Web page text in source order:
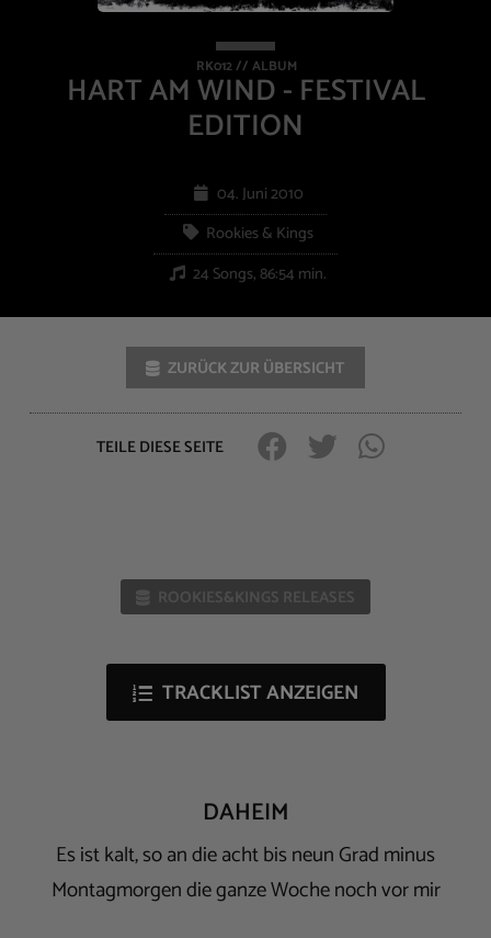
RK012 // ALBUM
HART AM WIND - FESTIVAL
EDITION
04. Juni 2010
Rookies & Kings
24 Songs, 86:54 min.
ZURÜCK ZUR ÜBERSICHT
TEILE DIESE SEITE
ROOKIES&KINGS RELEASES
TRACKLIST ANZEIGEN
DAHEIM
Es ist kalt, so an die acht bis neun Grad minus
Montagmorgen die ganze Woche noch vor mir